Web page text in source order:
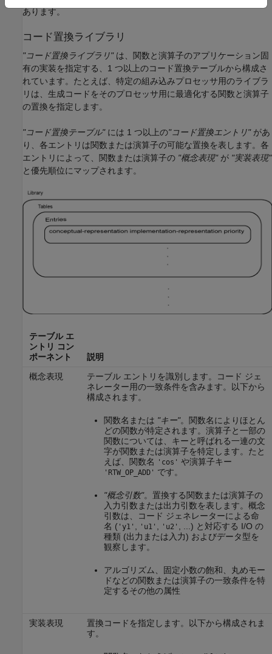
あります。
コード置換ライブラリ
"コード置換ライブラリ"は、関数と演算子のアプリケーション固
有の実装を指定する、1 つ以上のコード置換テーブルから構成さ
れています。たとえば、特定の組み込みプロセッサ用のライブラ
リは、生成コードをそのプロセッサ用に最適化する関数と演算子
の置換を指定します。
"コード置換テーブル"には 1 つ以上の"コード置換エントリ"があ
り、各エントリは関数または演算子の可能な置換を表します。各
エントリによって、関数または演算子の "概念表現"が "実装表現"
と優先順位にマップされます。
テーブル エ
ントリ コン
ポーネント
説明
概念表現
テーブル エントリを識別します。コード ジェ
ネレーター用の一致条件を含みます。以下から
構成されます。
関数名または "キー"。関数名によりほとん
どの関数が特定されます。演算子と一部の
関数については、キーと呼ばれる一連の文
字が関数または演算子を特定します。たと
えば、関数名
'cos' や演算子キー
'RTW_OP_ADD' です。
"概念引数"。置換する関数または演算子の
入力引数または出力引数を表します。概念
引数は、コード ジェネレーターによる命
名 ( 'y1' 'u1' 'u2'
, ...) と対応する I/O の
種類 (出力または入力) およびデータ型を
観察します。
アルゴリズム、固定小数の飽和、丸めモー
ドなどの関数または演算子の一致条件を特
定するその他の属性
実装表現
置換コードを指定します。以下から構成されま
す。